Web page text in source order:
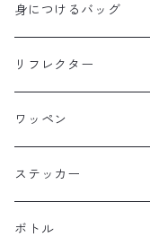
B3
Baby Legs Bags
Bike Friday
BOGEWORKS
Burrito House Original
WALD 用バッグ
ハンドルバーバッグ
トップチューブバッグ
フォークバッグ
ステムバッグ
身につけるバッグ
ヒップバッグ
トートバッグ
サコッシュ
ポーチ・財布
リフレクター
ワッペン
ステッカー
ボトル